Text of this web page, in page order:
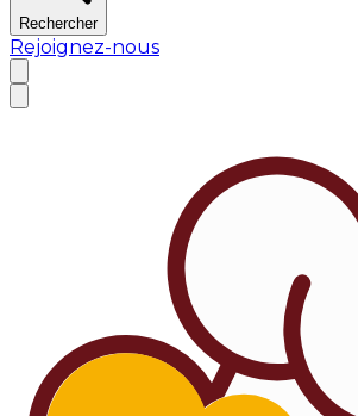
Rechercher
Rejoignez-nous